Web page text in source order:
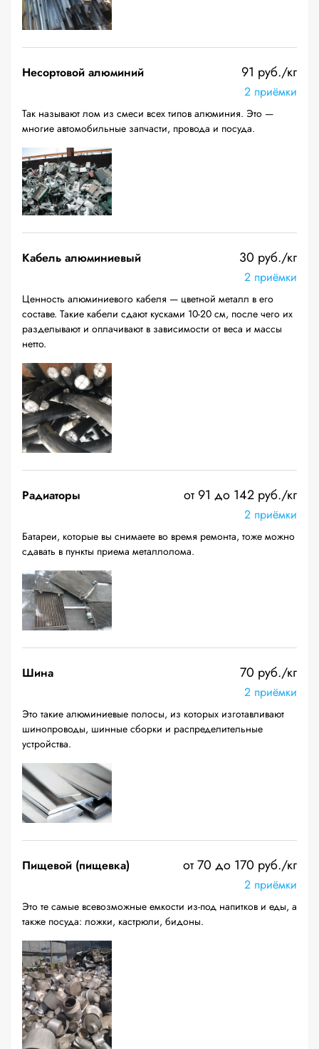
Несортовой алюминий 91 руб./кг
2 приёмки
Так называют лом из смеси всех типов алюминия. Это —
многие автомобильные запчасти, провода и посуда.
Кабель алюминиевый 30 руб./кг
2 приёмки
Ценность алюминиевого кабеля — цветной металл в его
составе. Такие кабели сдают кусками 10-20 см, после чего их
разделывают и оплачивают в зависимости от веса и массы
нетто.
Радиаторы от 91 до 142 руб./кг
2 приёмки
Батареи, которые вы снимаете во время ремонта, тоже можно
сдавать в пункты приема металлолома.
Шина 70 руб./кг
2 приёмки
Это такие алюминиевые полосы, из которых изготавливают
шинопроводы, шинные сборки и распределительные
устройства.
Пищевой (пищевка) от 70 до 170 руб./кг
2 приёмки
Это те самые всевозможные емкости из-под напитков и еды, а
также посуда: ложки, кастрюли, бидоны.